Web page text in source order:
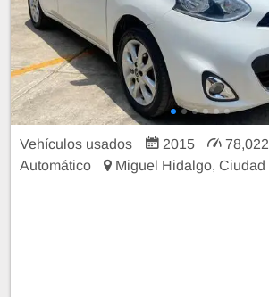
Vehículos usados 2015
Automático
Miguel Hidalgo, Ciudad